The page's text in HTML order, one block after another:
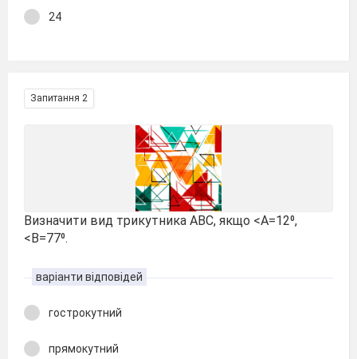
24
Запитання 2
Визначити вид трикутника ABC, якщо <A=12⁰,
<B=77⁰.
варіанти відповідей
гострокутний
прямокутний